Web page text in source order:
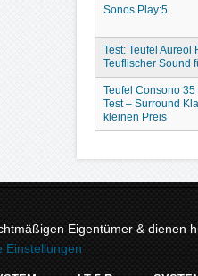
Sonos Play:5
Test: Teufel Aureol
Teuflischer Sound
Teufel Consono 35
Test – Surround
kleinen Preis
Eigentümer & dienen
Einstellungen